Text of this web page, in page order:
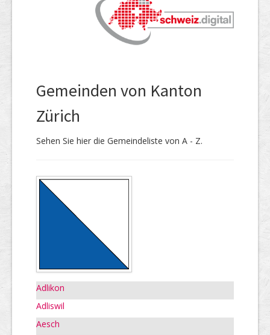
Gemeinden von Kanton
Zürich
Sehen Sie hier die Gemeindeliste von A - Z.
Adlikon
Adliswil
Aesch